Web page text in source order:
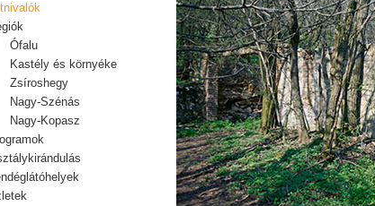
Ófalu
Kastély és környéke
Zsíroshegy
Nagy-Szénás
Nagy-Kopasz